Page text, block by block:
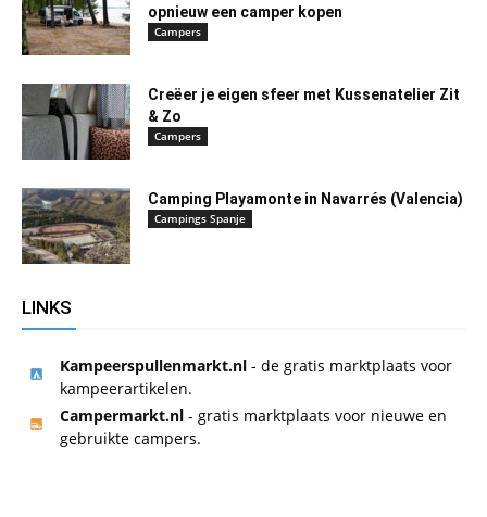
opnieuw een camper kopen
Campers
Creëer je eigen sfeer met Kussenatelier Zit
& Zo
Campers
Camping Playamonte in Navarrés (Valencia)
Campings Spanje
LINKS
Kampeerspullenmarkt.nl - de gratis marktplaats voor
kampeerartikelen.
Campermarkt.nl - gratis marktplaats voor nieuwe en
gebruikte campers.